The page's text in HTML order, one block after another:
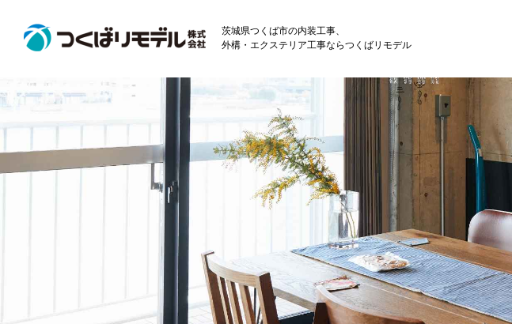
茨城県つくば市の内装工事、
外構・エクステリア工事ならつくばリモデル